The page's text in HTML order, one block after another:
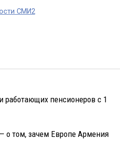
СМИ2
работающих пенсионеров с 1
о том, зачем Европе Армения